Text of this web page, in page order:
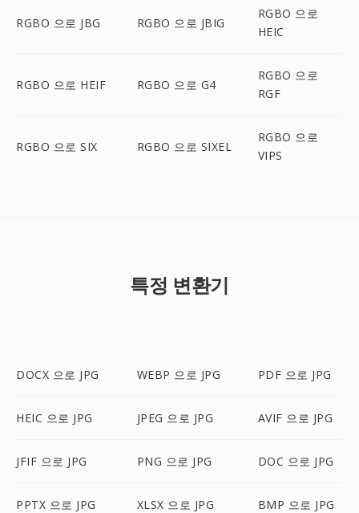
RGBO 으로 JBG RGBO 으로 JBIG
RGBO 으로
HEIC
RGBO 으로 HEIF RGBO 으로 G4
RGBO 으로
RGF
RGBO 으로 SIX RGBO 으로 SIXEL
RGBO 으로
VIPS
특정 변환기
DOCX 으로 JPG WEBP 으로 JPG PDF 으로 JPG
HEIC 으로 JPG JPEG 으로 JPG AVIF 으로 JPG
JFIF 으로 JPG PNG 으로 JPG DOC 으로 JPG
PPTX 으로 JPG XLSX 으로 JPG BMP 으로 JPG